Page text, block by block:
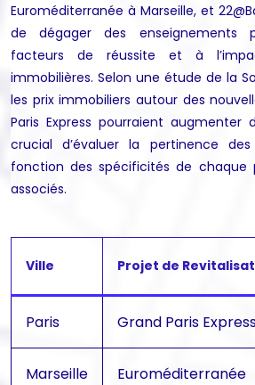
Euroméditerranée à Marseille, et
de dégager des enseignements
facteurs de réussite et à
immobilières. Selon une étude de la
les prix immobiliers autour des
Paris Express pourraient augmenter
crucial d’évaluer la pertinence
fonction des spécificités de chaque
associés.
Ville Projet de
Paris Grand Paris
Marseille Euroméditerranée